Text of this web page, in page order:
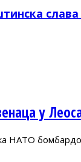
слава
у